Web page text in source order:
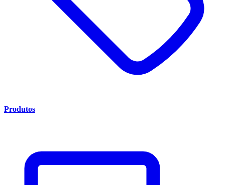
Produtos